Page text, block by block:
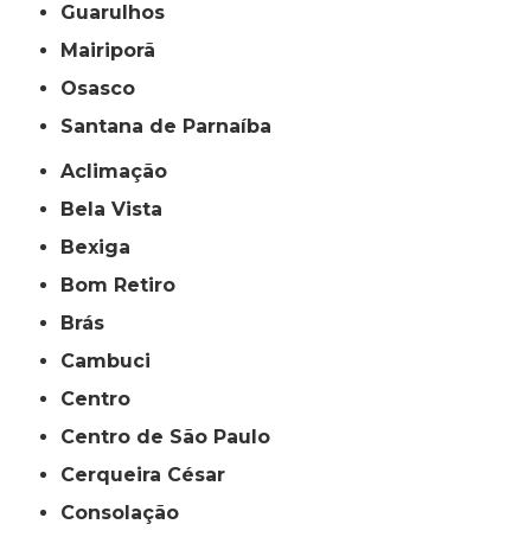
Guarulhos
Mairiporã
Osasco
Santana de Parnaíba
Aclimação
Bela Vista
Bexiga
Bom Retiro
Brás
Cambuci
Centro
Centro de São Paulo
Cerqueira César
Consolação